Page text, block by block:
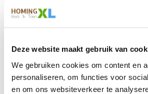
Deze website maakt gebruik van
We gebruiken cookies om content en
personaliseren, om functies voor
en om ons websiteverkeer te
Vraag dan een stukje van de stof op via
aanvragen".
Zitdiepte: 44 cm
Zithoogte: 51 cm
Stof
Element stof is een velours stofsoort met
hengelo-recht-
Montage
Soort
Vorm
Serie
Hengelo